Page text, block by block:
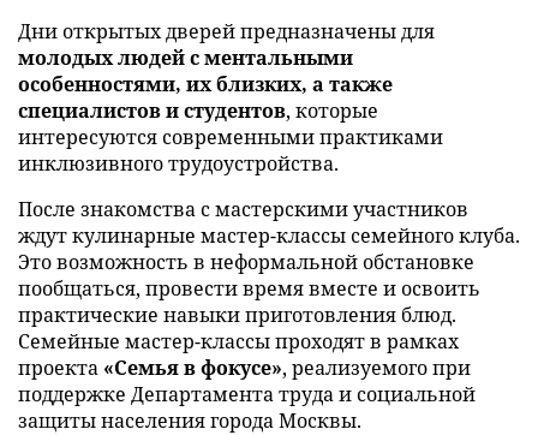
Дни открытых дверей предназначены для
молодых людей с ментальными
особенностями, их близких, а также
специалистов и студентов, которые
интересуются современными практиками
инклюзивного трудоустройства.
После знакомства с мастерскими участников
ждут кулинарные мастер-классы семейного клуба.
Это возможность в неформальной обстановке
пообщаться, провести время вместе и освоить
практические навыки приготовления блюд.
Семейные мастер-классы проходят в рамках
проекта «Семья в фокусе», реализуемого при
поддержке Департамента труда и социальной
защиты населения города Москвы.